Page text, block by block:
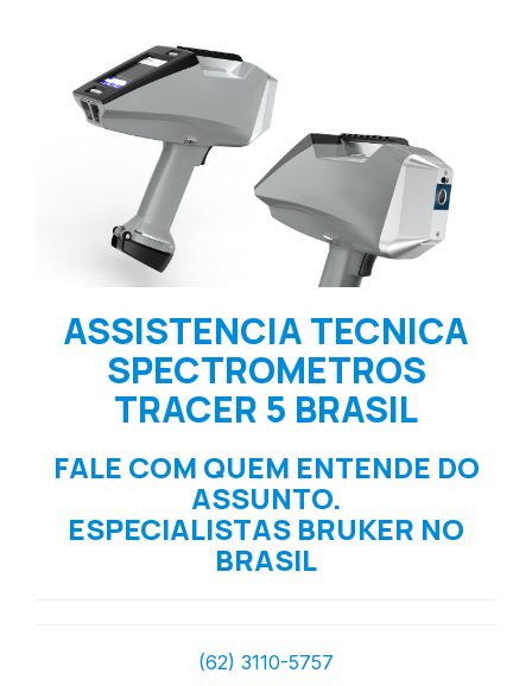
ASSISTENCIA TECNICA
SPECTROMETROS
TRACER 5 BRASIL
FALE COM QUEM ENTENDE DO
ASSUNTO.
ESPECIALISTAS BRUKER NO
BRASIL
(62) 3110-5757